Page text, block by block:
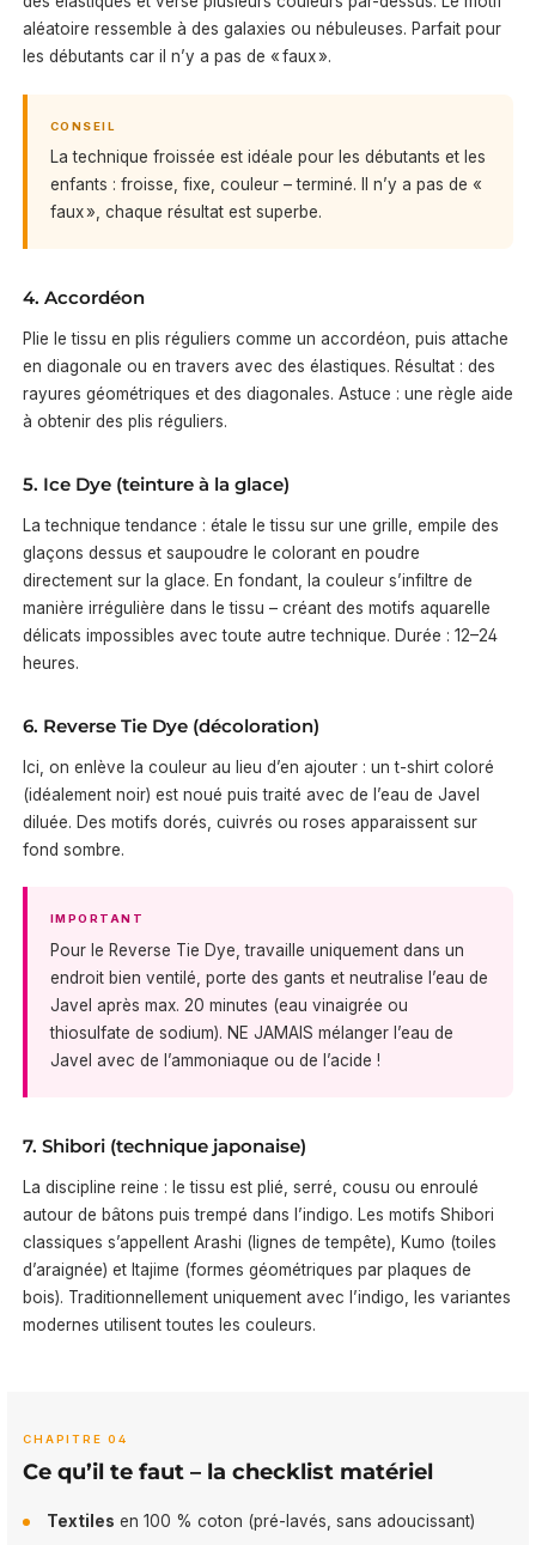
aléatoire ressemble à des galaxies ou nébuleuses. Parfait pour
les débutants car il n’y a pas de « faux ».
CONSEIL
La technique froissée est idéale pour les débutants et les
enfants : froisse, fixe, couleur – terminé. Il n’y a pas de «
faux », chaque résultat est superbe.
4. Accordéon
Plie le tissu en plis réguliers comme un accordéon, puis attache
en diagonale ou en travers avec des élastiques. Résultat : des
rayures géométriques et des diagonales. Astuce : une règle aide
à obtenir des plis réguliers.
5. Ice Dye (teinture à la glace)
La technique tendance : étale le tissu sur une grille, empile des
glaçons dessus et saupoudre le colorant en poudre
directement sur la glace. En fondant, la couleur s’infiltre de
manière irrégulière dans le tissu – créant des motifs aquarelle
délicats impossibles avec toute autre technique. Durée : 12–24
heures.
6. Reverse Tie Dye (décoloration)
Ici, on enlève la couleur au lieu d’en ajouter : un t-shirt coloré
(idéalement noir) est noué puis traité avec de l’eau de Javel
diluée. Des motifs dorés, cuivrés ou roses apparaissent sur
fond sombre.
IMPORTANT
Pour le Reverse Tie Dye, travaille uniquement dans un
endroit bien ventilé, porte des gants et neutralise l’eau de
Javel après max. 20 minutes (eau vinaigrée ou
thiosulfate de sodium). NE JAMAIS mélanger l’eau de
Javel avec de l’ammoniaque ou de l’acide !
7. Shibori (technique japonaise)
La discipline reine : le tissu est plié, serré, cousu ou enroulé
autour de bâtons puis trempé dans l’indigo. Les motifs Shibori
classiques s’appellent Arashi (lignes de tempête), Kumo (toiles
d’araignée) et Itajime (formes géométriques par plaques de
bois). Traditionnellement uniquement avec l’indigo, les variantes
modernes utilisent toutes les couleurs.
CHAPITRE 04
Ce qu’il te faut – la checklist matériel
Textiles en 100 % coton (pré-lavés, sans adoucissant)